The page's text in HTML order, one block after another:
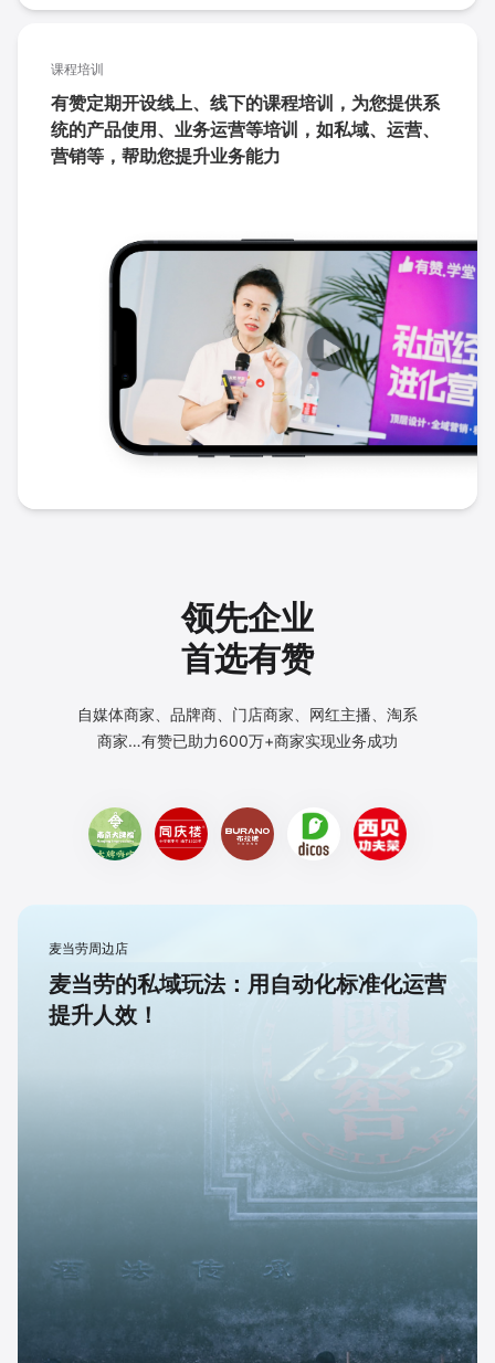
课程培训
有赞定期开设线上、线下的课程培训，为您提供系
统的产品使用、业务运营等培训，如私域、运营、
营销等，帮助您提升业务能力
领先企业
首选有赞
自媒体商家、品牌商、门店商家、网红主播、淘系
商家…有赞已助力600万+商家实现业务成功
麦当劳周边店
麦当劳的私域玩法：用自动化标准化运营
提升人效！